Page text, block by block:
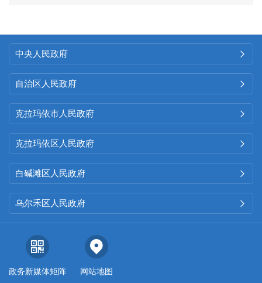
中央人民政府 
自治区人民政府 
克拉玛依市人民政府 
克拉玛依区人民政府 
白碱滩区人民政府 
乌尔禾区人民政府 
政务新媒体矩阵 网站地图